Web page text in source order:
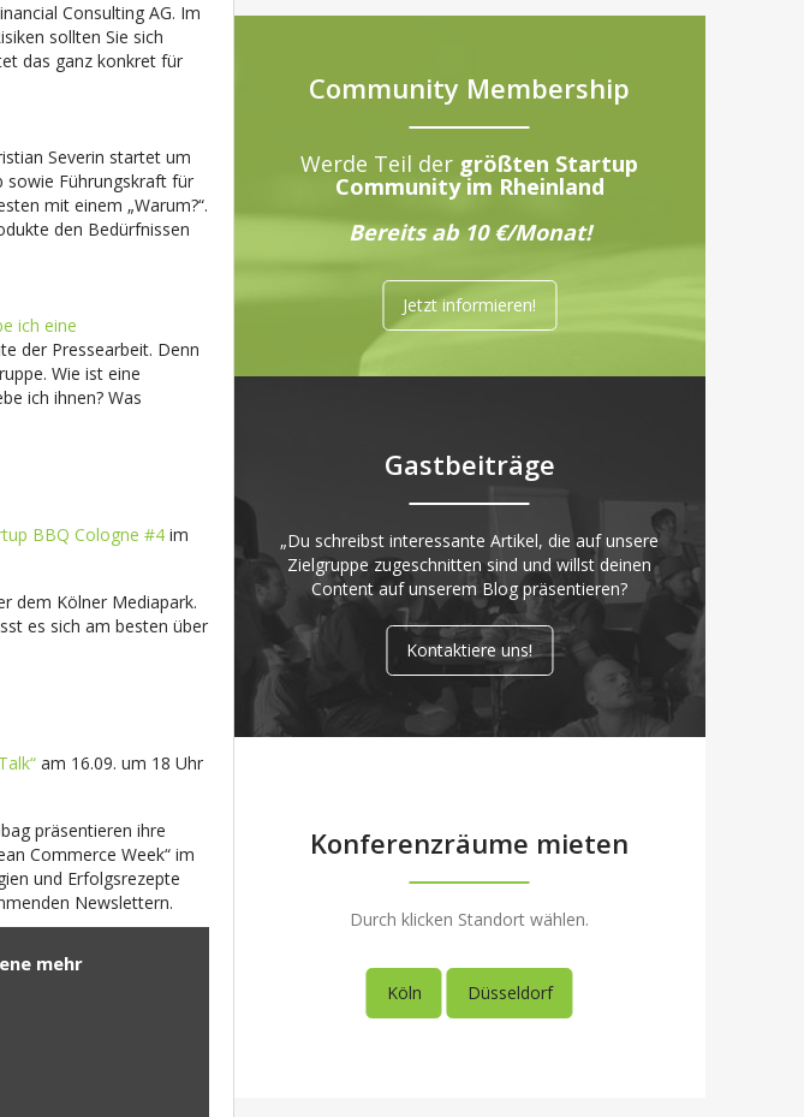
Consulting AG. Im
sollten Sie sich
das ganz konkret für
Severin startet um
sowie Führungskraft für
mit einem „Warum?“.
den Bedürfnissen
ich eine
der Pressearbeit. Denn
Wie ist eine
ich ihnen? Was
BBQ Cologne #4 im
dem Kölner Mediapark.
es sich am besten über
am 16.09. um 18 Uhr
präsentieren ihre
Commerce Week“ im
und Erfolgsrezepte
Newslettern.
mehr
Community Membership
Werde Teil der größten Startup
Community im Rheinland
Bereits ab 10 €/Monat!
Jetzt informieren!
Gastbeiträge
„Du schreibst interessante Artikel, die auf unsere
Zielgruppe zugeschnitten sind und willst deinen
Content auf unserem Blog präsentieren?
Kontaktiere uns!
Konferenzräume mieten
Durch klicken Standort wählen.
Köln Düsseldorf